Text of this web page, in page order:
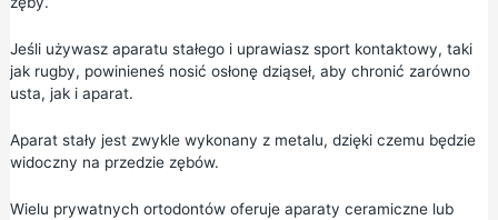
Jeśli używasz aparatu stałego i uprawiasz sport kontaktowy, taki
jak rugby, powinieneś nosić osłonę dziąseł, aby chronić zarówno
usta, jak i aparat.
Aparat stały jest zwykle wykonany z metalu, dzięki czemu będzie
widoczny na przedzie zębów.
Wielu prywatnych ortodontów oferuje aparaty ceramiczne lub